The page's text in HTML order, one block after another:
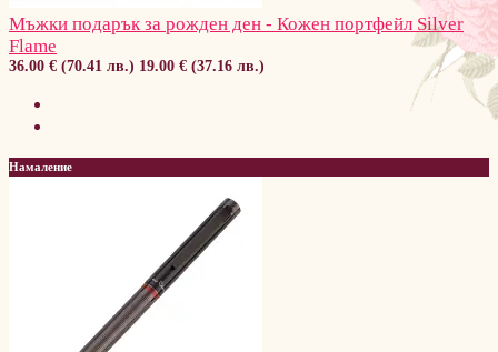
Мъжки подарък за рожден ден - Кожен портфейл Silver
Flame
36.00 € (70.41 лв.) 19.00 € (37.16 лв.)
Намаление